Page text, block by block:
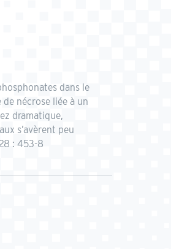
dans le
nécrose liée à un
dramatique,
s’avèrent peu
: 453-8